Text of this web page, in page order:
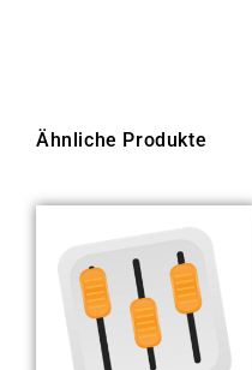
Ähnliche Produkte